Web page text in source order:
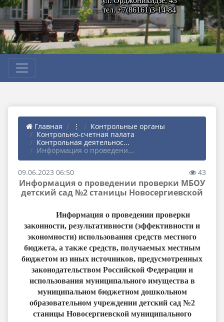
тел. +7(86161)3-14-84
Главная ⋮
Контрольные органы
Контрольно-счетная палата
Контрольная деятельнос...
Информация о проведени...
09.06.2023 06:50 43
Информация о проведении проверки МБОУ
детский сад №2 станицы Новосергиевской
Информация о проведении проверки
законности, результативности (эффективности и
экономности) использования средств местного
бюджета, а также средств, получаемых местным
бюджетом из иных источников, предусмотренных
законодательством Российской Федерации и
использования муниципального имущества в
муниципальном бюджетном дошкольном
образовательном учреждении детский сад №2
станицы Новосергиевской муниципального